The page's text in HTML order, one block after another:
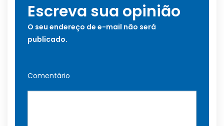
Escreva sua opinião
O seu endereço de e-mail não será
publicado.
Comentário